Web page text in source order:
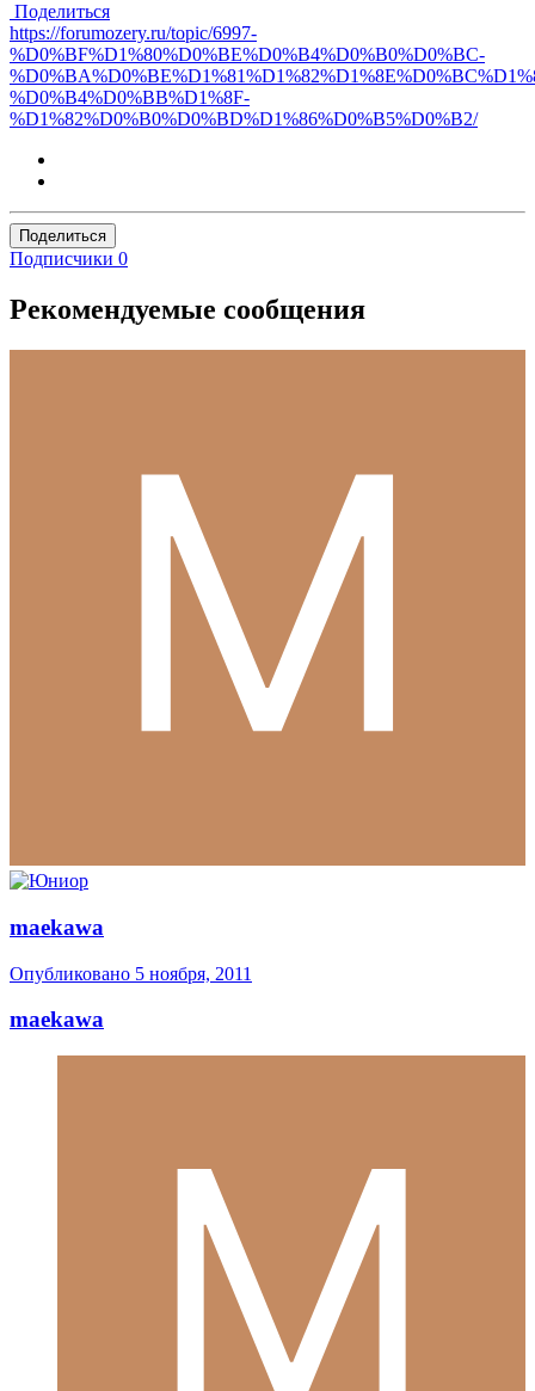
Поделиться
https://forumozery.ru/topic/6997-
%D0%BF%D1%80%D0%BE%D0%B4%D0%B0%D0%BC-
%D0%B4%D0%BB%D1%8F-
%D1%82%D0%B0%D0%BD%D1%86%D0%B5%D0%B2/
Поделиться
Подписчики 0
Рекомендуемые сообщения
maekawa
Опубликовано 5 ноября, 2011
maekawa